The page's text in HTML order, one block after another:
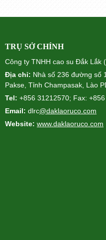
TRỤ SỞ CHÍNH
Công ty TNHH cao su Đắk Lắk
Địa chỉ: Nhà số 236 đường số
Pakse, Tỉnh Champasak, Lào
Tel: +856 31212570; Fax:
Email: dlrc@daklaoruco.com
Website: www.daklaoruco.com